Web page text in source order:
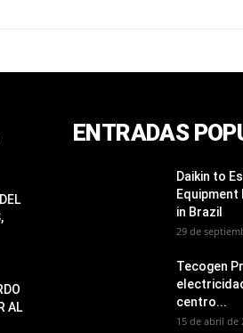
AL
ENTRADAS
Daikin to
in Brazil
29 de
Tecogen
centro...
15 de abril de